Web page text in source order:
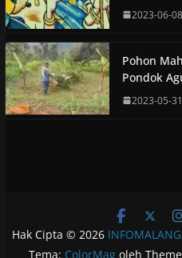
2023-06-08
Pohon
Pondok
2023-05-31
Hak Cipta © 2026
Tema: ColorMagoleh